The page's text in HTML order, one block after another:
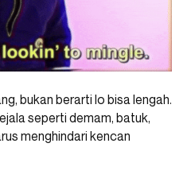
bukan berarti lo bisa lengah.
seperti demam, batuk,
menghindari kencan